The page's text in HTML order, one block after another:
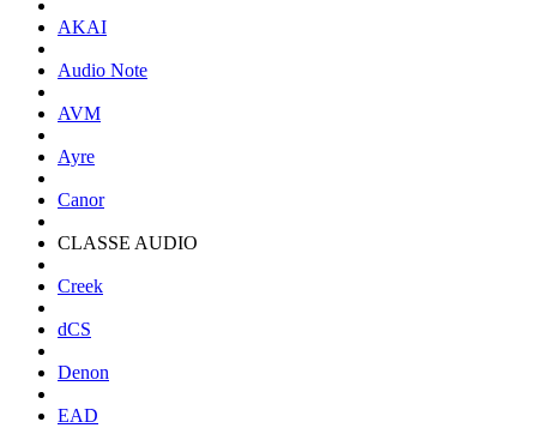
AKAI
Audio Note
AVM
Ayre
Canor
CLASSE AUDIO
Creek
dCS
Denon
EAD